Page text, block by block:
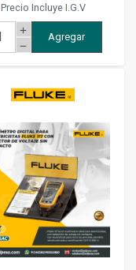
Precio Incluye I.G.V
add
remove
Agregar